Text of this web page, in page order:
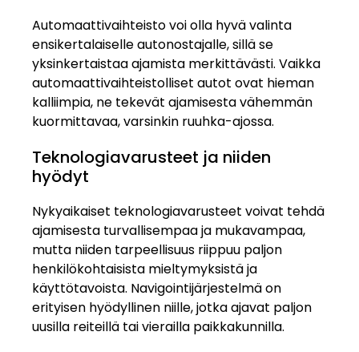
Automaattivaihteisto voi olla hyvä valinta
ensikertalaiselle autonostajalle, sillä se
yksinkertaistaa ajamista merkittävästi. Vaikka
automaattivaihteistolliset autot ovat hieman
kalliimpia, ne tekevät ajamisesta vähemmän
kuormittavaa, varsinkin ruuhka-ajossa.
Teknologiavarusteet ja niiden
hyödyt
Nykyaikaiset teknologiavarusteet voivat tehdä
ajamisesta turvallisempaa ja mukavampaa,
mutta niiden tarpeellisuus riippuu paljon
henkilökohtaisista mieltymyksistä ja
käyttötavoista. Navigointijärjestelmä on
erityisen hyödyllinen niille, jotka ajavat paljon
uusilla reiteillä tai vierailla paikkakunnilla.